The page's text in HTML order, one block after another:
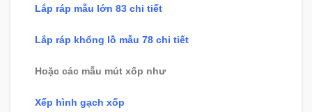
Lắp ráp mẫu lớn 83 chi tiết
Lắp ráp khổng lồ mẫu 78 chi tiết
Hoặc các mẫu mút xốp như
Xếp hình gạch xốp